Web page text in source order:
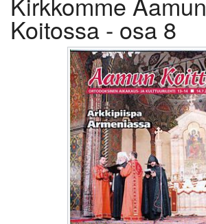
Koitossa - osa 8